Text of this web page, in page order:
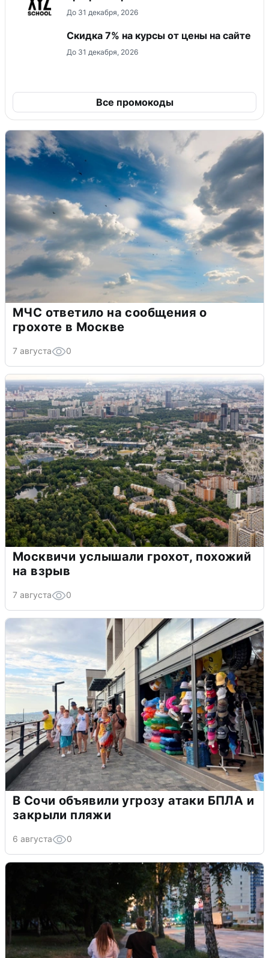
До 31 декабря, 2026
Скидка 7% на курсы от цены на сайте
До 31 декабря, 2026
Все промокоды
МЧС ответило на сообщения о
грохоте в Москве
7 августа 0
Москвичи услышали грохот, похожий
на взрыв
7 августа 0
В Сочи объявили угрозу атаки БПЛА и
закрыли пляжи
6 августа 0